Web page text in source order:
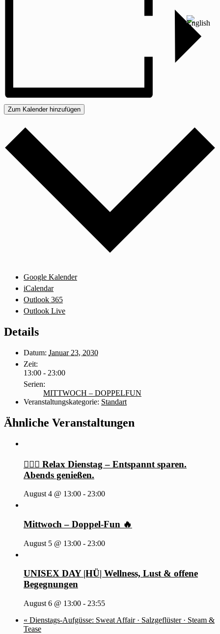
Zum Kalender hinzufügen
Google Kalender
iCalendar
Outlook 365
Outlook Live
Details
Datum: Januar 23, 2030
Zeit:
13:00 - 23:00
Serien:
MITTWOCH – DOPPELFUN
Veranstaltungskategorie: Standart
Ähnliche Veranstaltungen
🧖‍♂️✨ Relax Dienstag – Entspannt sparen.
Abends genießen.
August 4 @ 13:00 - 23:00
Mittwoch – Doppel-Fun 🔥
August 5 @ 13:00 - 23:00
UNISEX DAY |HÜ| Wellness, Lust & offene
Begegnungen
August 6 @ 13:00 - 23:55
« Dienstags-Aufgüsse: Sweat Affair · Salzgeflüster · Steam &
Tease